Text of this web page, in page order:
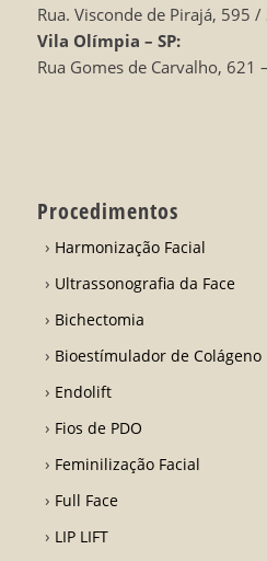
Rua. Visconde de Pirajá, 595 /
Vila Olímpia – SP:
Rua Gomes de Carvalho, 621
Procedimentos
Harmonização Facial
Ultrassonografia da Face
Bichectomia
Bioestímulador de Colágeno
Endolift
Fios de PDO
Feminilização Facial
Full Face
LIP LIFT